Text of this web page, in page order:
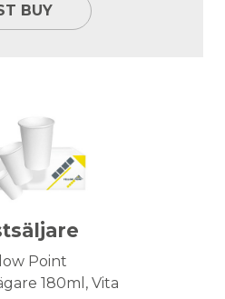
BUY
Point
180ml, Vita